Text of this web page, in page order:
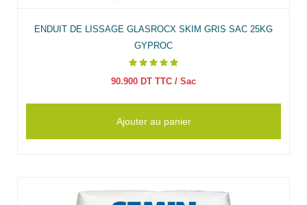
ENDUIT DE LISSAGE GLASROCX SKIM GRIS SAC 25KG
GYPROC
90.900 DT TTC / Sac
Ajouter au panier